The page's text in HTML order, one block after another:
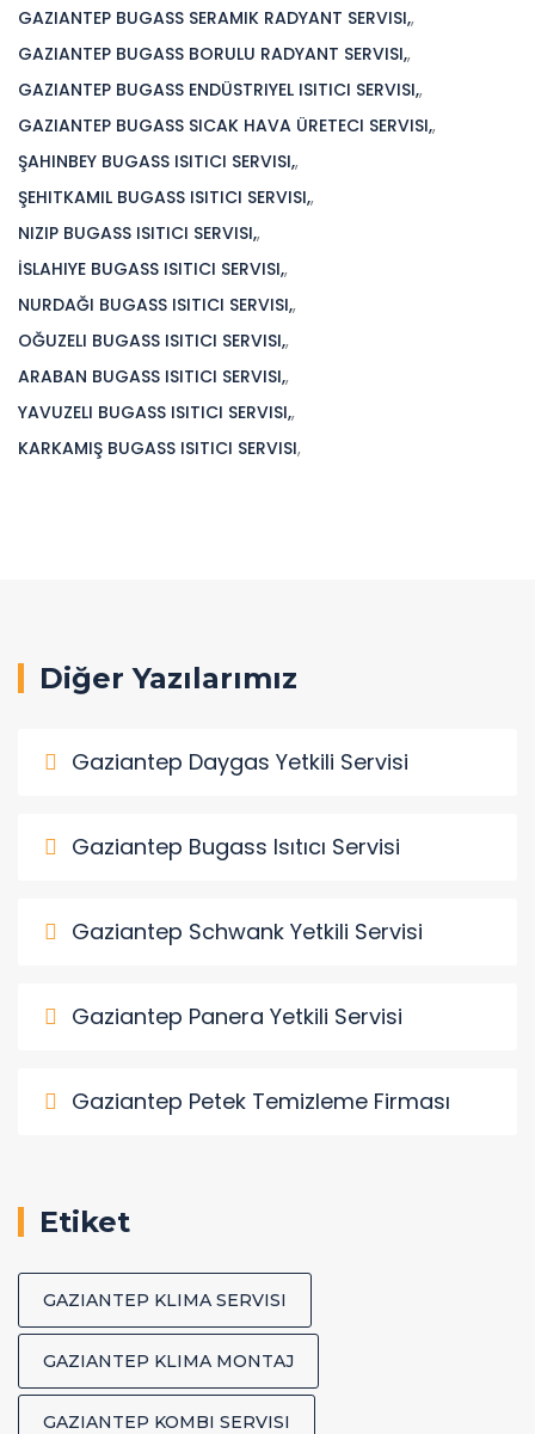
GAZIANTEP BUGASS SERAMIK RADYANT SERVISI,,
GAZIANTEP BUGASS BORULU RADYANT SERVISI,,
GAZIANTEP BUGASS ENDÜSTRIYEL ISITICI SERVISI,,
GAZIANTEP BUGASS SICAK HAVA ÜRETECI SERVISI,,
ŞAHINBEY BUGASS ISITICI SERVISI,,
ŞEHITKAMIL BUGASS ISITICI SERVISI,,
NIZIP BUGASS ISITICI SERVISI,,
İSLAHIYE BUGASS ISITICI SERVISI,,
NURDAĞI BUGASS ISITICI SERVISI,,
OĞUZELI BUGASS ISITICI SERVISI,,
ARABAN BUGASS ISITICI SERVISI,,
YAVUZELI BUGASS ISITICI SERVISI,,
KARKAMIŞ BUGASS ISITICI SERVISI,
Diğer Yazılarımız
Gaziantep Daygas Yetkili Servisi
Gaziantep Bugass Isıtıcı Servisi
Gaziantep Schwank Yetkili Servisi
Gaziantep Panera Yetkili Servisi
Gaziantep Petek Temizleme Firması
Etiket
GAZIANTEP KLIMA SERVISI
GAZIANTEP KLIMA MONTAJ
GAZIANTEP KOMBI SERVISI